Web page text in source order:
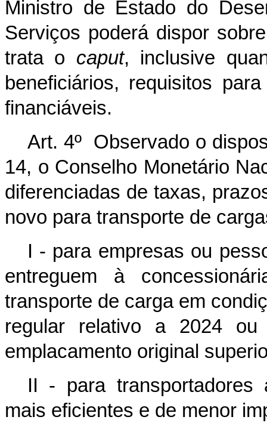
Ministro de Estado do
Serviços poderá dispor
trata o caput, inclusive
beneficiários, requisitos
financiáveis.
Art. 4º Observado o
14, o Conselho Monetário
diferenciadas de taxas,
novo para transporte de
I - para empresas ou
entreguem à
transporte de carga em
regular relativo a 2024
emplacamento original
II - para transportadores
mais eficientes e de menor